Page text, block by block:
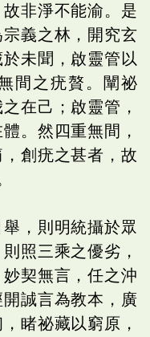
非淨不能渝。是
義之林，開究玄
未聞，啟靈管以
間之疣贅。闡祕
在己；啟靈管，
。然四重無間，
創疣之甚者，故
，則明統攝於眾
照三乘之優劣，
契無言，任之沖
誠言為教本，廣
睹祕藏以窮原，